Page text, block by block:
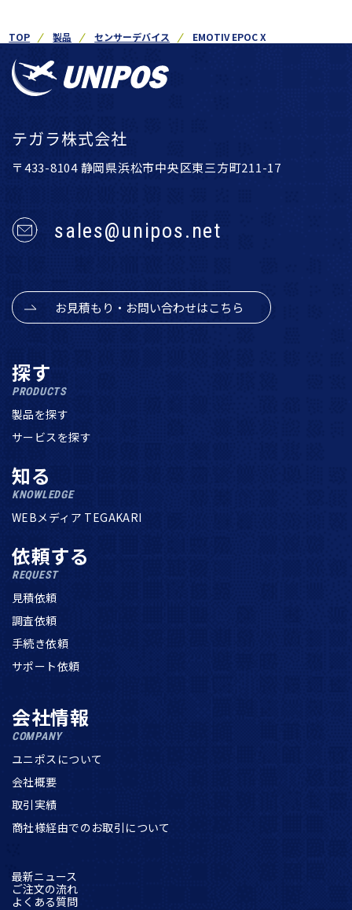
TOP 製品 センサーデバイス EMOTIV EPOC X
テガラ株式会社
〒433-8104 静岡県浜松市中央区東三方町211-17
sales@unipos.net
お見積もり・お問い合わせはこちら
探す
PRODUCTS
製品を探す
サービスを探す
知る
KNOWLEDGE
WEBメディア TEGAKARI
依頼する
REQUEST
見積依頼
調査依頼
手続き依頼
サポート依頼
会社情報
COMPANY
ユニポスについて
会社概要
取引実績
商社様経由でのお取引について
最新ニュース
ご注文の流れ
よくある質問